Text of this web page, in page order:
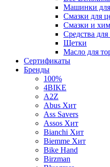
Машинки для
Смазки для
Смазки и
Средства для
Щетки
Масло для
Сертификаты
Бренды
100%
4BIKE
A2Z
Abus Хит
Ass Savers
Assos Хит
Bianchi Хит
Biemme Хит
Bike Hand
Birzman